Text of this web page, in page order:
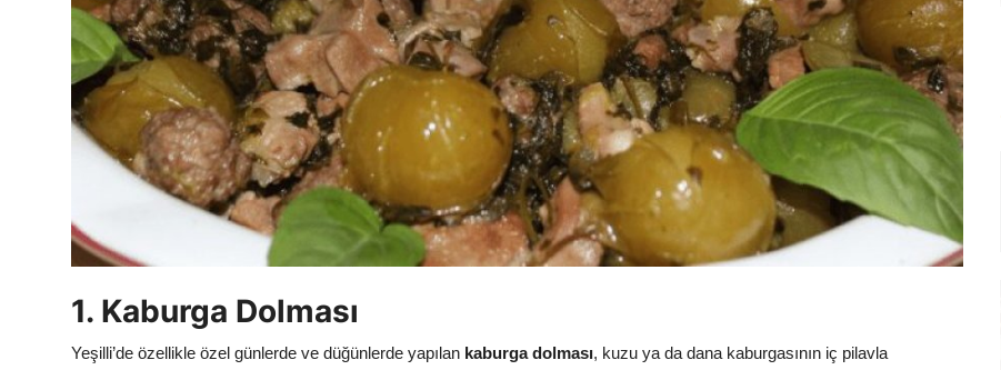
Popüler Kültür & Mutfak Tarihi
Mutfak Temizliği & Pratik Bilgiler
Anne & Bebek Beslenmesi
Mutfak Sırları & Teknikler
Gıda Sözlüğü & Nedir?
1. Kaburga Dolması
Yeşilli’de özellikle özel günlerde ve düğünlerde yapılan kaburga dolması, kuzu ya da dana kaburgasının iç pilavla